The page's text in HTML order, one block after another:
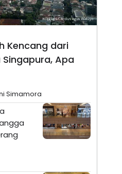
Kencang dari
Apa
Simamora